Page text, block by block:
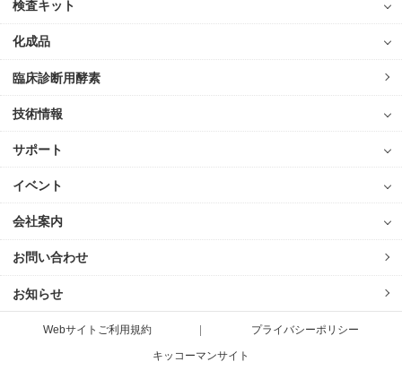
検査キット
化成品
臨床診断用酵素
技術情報
サポート
イベント
会社案内
お問い合わせ
お知らせ
Webサイトご利用規約 プライバシーポリシー
キッコーマンサイト